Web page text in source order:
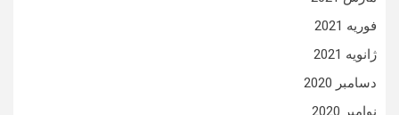
فوریه 2021
ژانویه 2021
دسامبر 2020
نوامبر 2020